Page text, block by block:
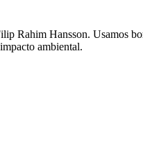
Rahim Hansson. Usamos
ambiental.